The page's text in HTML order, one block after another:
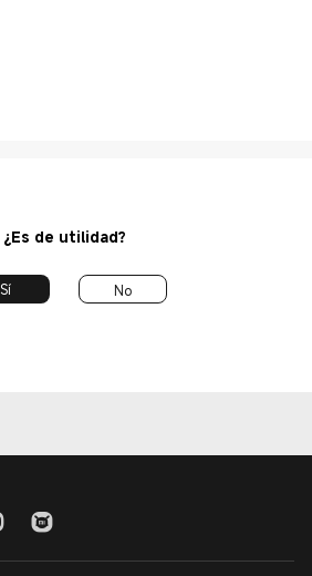
¿Es de utilidad?
Sí No